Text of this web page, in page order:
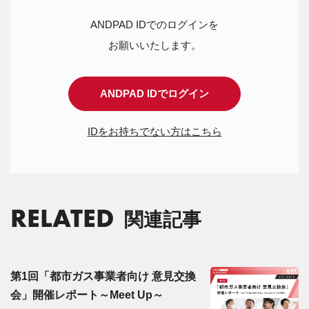
ANDPAD IDでのログインを
お願いいたします。
ANDPAD IDでログイン
IDをお持ちでない方はこちら
RELATED 関連記事
第1回「都市ガス事業者向け 意見交換
会」開催レポート～Meet Up～